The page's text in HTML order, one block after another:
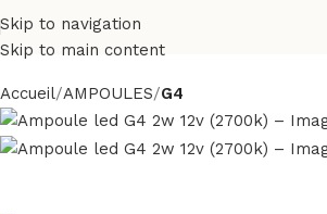
Skip to navigation
Skip to main content
Accueil AMPOULES G4